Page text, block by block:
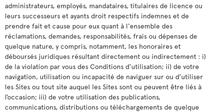
administrateurs, employés, mandataires, titulaires de licence ou
leurs successeurs et ayants droit respectifs indemnes et de
prendre fait et cause pour eux quant à l'ensemble des
réclamations, demandes, responsabilités, frais ou dépenses de
quelque nature, y compris, notamment, les honoraires et
déboursés juridiques résultant directement ou indirectement : i)
de la violation par vous des Conditions d’utilisation; ii) de votre
navigation, utilisation ou incapacité de naviguer sur ou d’utiliser
les Sites ou tout site auquel les Sites sont ou peuvent être liés à
l’occasion; iii) de votre utilisation des publications,
communications, distributions ou téléchargements de quelque